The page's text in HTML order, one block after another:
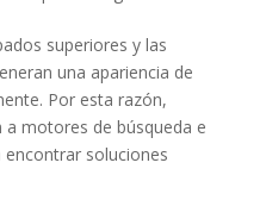
superiores y las
una apariencia de
Por esta razón,
motores de búsqueda e
soluciones